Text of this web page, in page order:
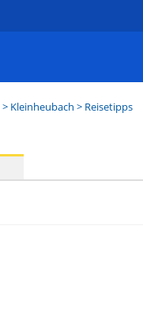
> Kleinheubach > Reisetipps